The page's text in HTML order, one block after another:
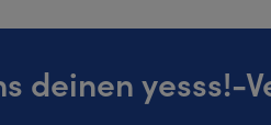
deinen yesss!-